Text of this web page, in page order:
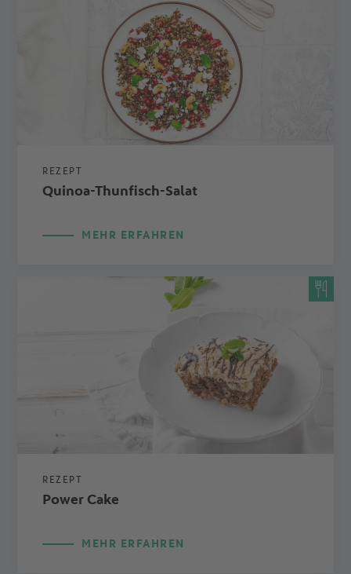
REZEPT
Quinoa-Thunfisch-Salat
MEHR ERFAHREN
REZEPT
Power Cake
MEHR ERFAHREN